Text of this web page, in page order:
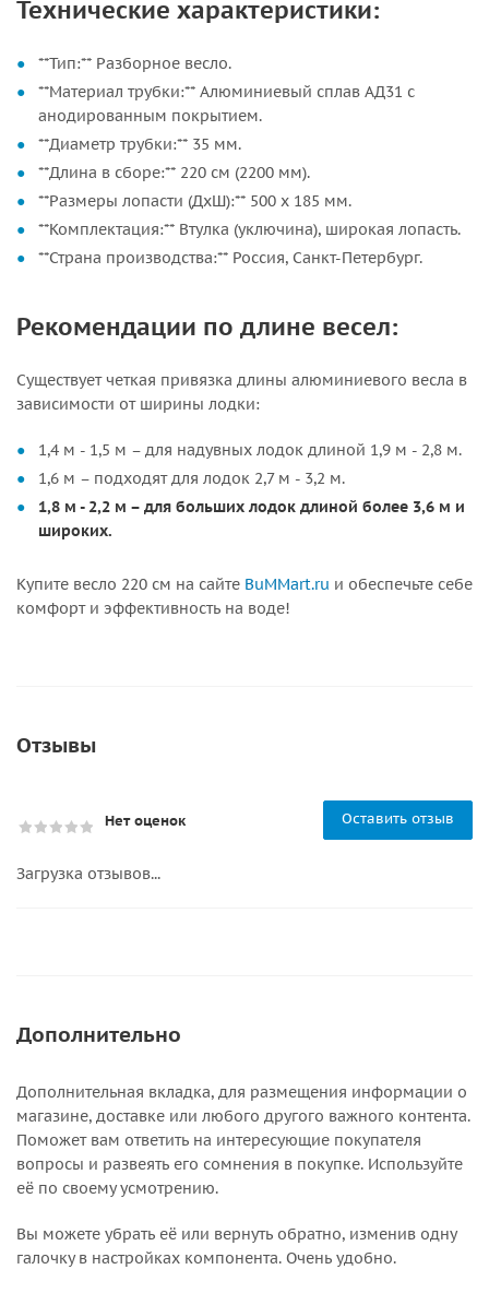
Технические характеристики:
**Тип:** Разборное весло.
**Материал трубки:** Алюминиевый сплав АД31 с
анодированным покрытием.
**Диаметр трубки:** 35 мм.
**Длина в сборе:** 220 см (2200 мм).
**Размеры лопасти (ДхШ):** 500 х 185 мм.
**Комплектация:** Втулка (уключина), широкая лопасть.
**Страна производства:** Россия, Санкт-Петербург.
Рекомендации по длине весел:
Существует четкая привязка длины алюминиевого весла в
зависимости от ширины лодки:
1,4 м - 1,5 м – для надувных лодок длиной 1,9 м - 2,8 м.
1,6 м – подходят для лодок 2,7 м - 3,2 м.
1,8 м - 2,2 м – для больших лодок длиной более 3,6 м и
широких.
Купите весло 220 см на сайте BuMMart.ru и обеспечьте себе
комфорт и эффективность на воде!
Отзывы
Нет оценок Оставить отзыв
Загрузка отзывов...
Дополнительно
Дополнительная вкладка, для размещения информации о
магазине, доставке или любого другого важного контента.
Поможет вам ответить на интересующие покупателя
вопросы и развеять его сомнения в покупке. Используйте
её по своему усмотрению.
Вы можете убрать её или вернуть обратно, изменив одну
галочку в настройках компонента. Очень удобно.